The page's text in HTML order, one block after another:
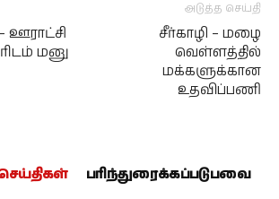
ஊராட்சி
மனு
அடுத்த செய்தி
சீர்காழி – மழை
வெள்ளத்தில்
மக்களுக்கான
உதவிப்பணி
பரிந்துரைக்கப்படுபவை